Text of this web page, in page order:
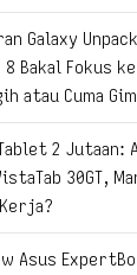
Galaxy
8 Bakal Fokus
atau Cuma
2 Jutaan:
30GT,
Asus